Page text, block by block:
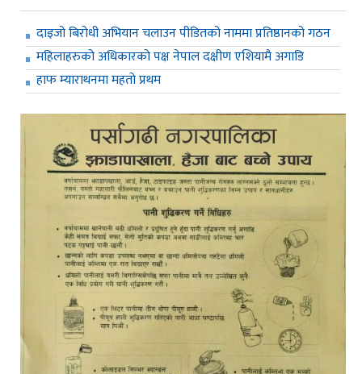
दाइजो बिरोधी अभियान चलाउन पीडितको नाममा प्रतिष्ठानको गठन
महिलाहरुको अधिकारको पक्ष नेपाल दक्षीण एशियामै अगाडि
हाफ म्याराथनमा महतो प्रथम